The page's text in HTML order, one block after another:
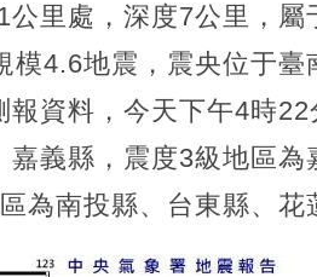
里處，深度7公里，
4.6地震，震央位于臺
資料，今天下午4時
義縣，震度3級地區
為南投縣、台東縣、花